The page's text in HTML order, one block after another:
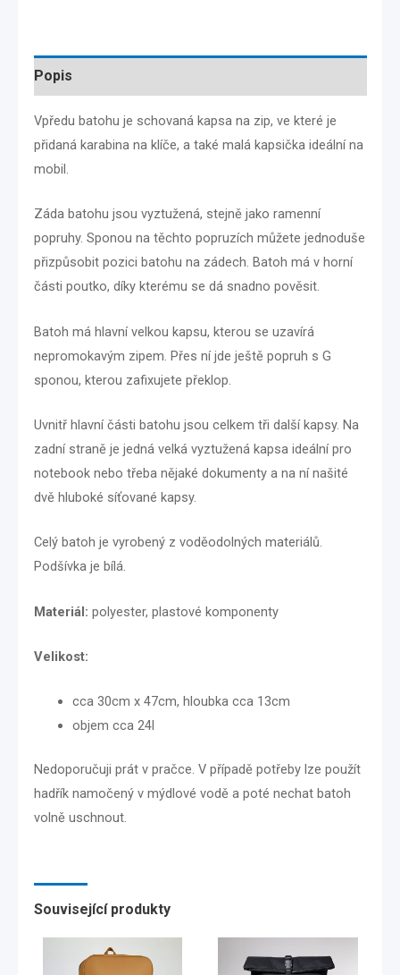
Popis
Vpředu batohu je schovaná kapsa na zip, ve které je
přidaná karabina na klíče, a také malá kapsička ideální na
mobil.
Záda batohu jsou vyztužená, stejně jako ramenní
popruhy. Sponou na těchto popruzích můžete jednoduše
přizpůsobit pozici batohu na zádech. Batoh má v horní
části poutko, díky kterému se dá snadno pověsit.
Batoh má hlavní velkou kapsu, kterou se uzavírá
nepromokavým zipem. Přes ní jde ještě popruh s G
sponou, kterou zafixujete překlop.
Uvnitř hlavní části batohu jsou celkem tři další kapsy. Na
zadní straně je jedná velká vyztužená kapsa ideální pro
notebook nebo třeba nějaké dokumenty a na ní našité
dvě hluboké síťované kapsy.
Celý batoh je vyrobený z voděodolných materiálů.
Podšívka je bílá.
Materiál: polyester, plastové komponenty
Velikost:
cca 30cm x 47cm, hloubka cca 13cm
objem cca 24l
Nedoporučuji prát v pračce. V případě potřeby lze použít
hadřík namočený v mýdlové vodě a poté nechat batoh
volně uschnout.
Související produkty